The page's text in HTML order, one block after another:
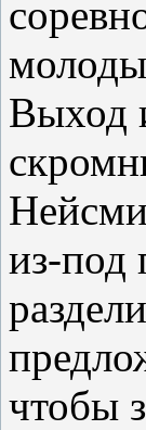
Выход
из-под
чтобы